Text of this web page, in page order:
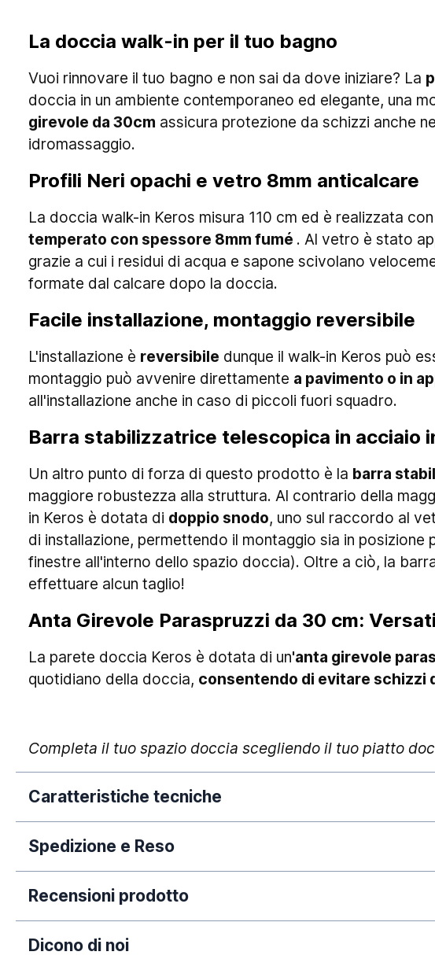
La doccia walk-in per il tuo bagno
Vuoi rinnovare il tuo bagno e non sai da dove iniziare? La
doccia in un ambiente contemporaneo ed elegante, una
girevole da 30cm assicura protezione da schizzi anche
idromassaggio.
Profili Neri opachi e vetro 8mm anticalcare
La doccia walk-in Keros misura 110 cm ed è realizzata
temperato con spessore 8mm fumé . Al vetro è stato
grazie a cui i residui di acqua e sapone scivolano
formate dal calcare dopo la doccia.
Facile installazione, montaggio reversibile
L'installazione è reversibile dunque il walk-in Keros può
montaggio può avvenire direttamente a pavimento o in
all'installazione anche in caso di piccoli fuori squadro.
Barra stabilizzatrice telescopica in acciaio
Un altro punto di forza di questo prodotto è la barra
maggiore robustezza alla struttura. Al contrario della
in Keros è dotata di doppio snodo, uno sul raccordo al
di installazione, permettendo il montaggio sia in
finestre all'interno dello spazio doccia). Oltre a ciò, la
effettuare alcun taglio!
Anta Girevole Paraspruzzi da 30 cm:
La parete doccia Keros è dotata di un'anta girevole
quotidiano della doccia, consentendo di evitare schizzi
Completa il tuo spazio doccia scegliendo il tuo piatto
Caratteristiche tecniche
Dimensione:
Garanzia:
Finitura vetro:
Spedizione e Reso
dall'avvenuto pagamento. Si rende necessario chiarire che i
puramente orientativi, poiché legati a fatti circostanziali.
periodi dell'anno (come Natale, Black Friday e/o festività
Recensioni prodotto
Dicono di noi